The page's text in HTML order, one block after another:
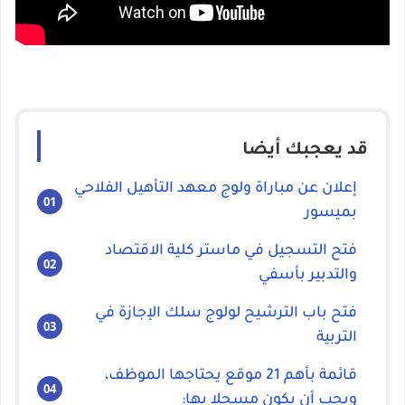
قد يعجبك أيضا
إعلان عن مباراة ولوج معهد التأهيل الفلاحي
بميسور
فتح التسجيل في ماستر كلية الاقتصاد
والتدبير بأسفي
فتح باب الترشيح لولوج سلك الإجازة في
التربية
قائمة بأهم 21 موقع يحتاجها الموظف،
ويجب أن يكون مسجلا بها: